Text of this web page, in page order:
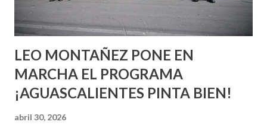
experiencia te dirá, siempre es mejor cuando ambas partes
son suficientemen...
LEO MONTAÑEZ PONE EN
MARCHA EL PROGRAMA
¡AGUASCALIENTES PINTA BIEN!
abril 30, 2026